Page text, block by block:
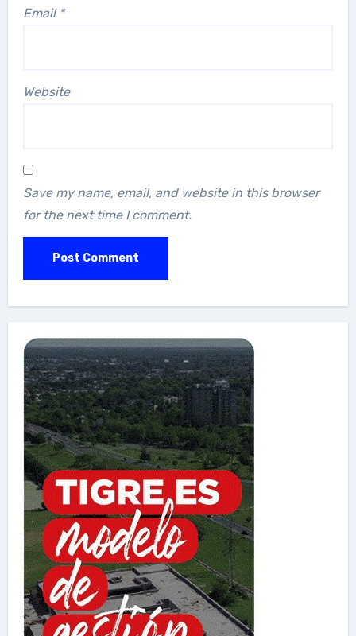
Email *
Website
Save my name, email, and website in this browser
for the next time I comment.